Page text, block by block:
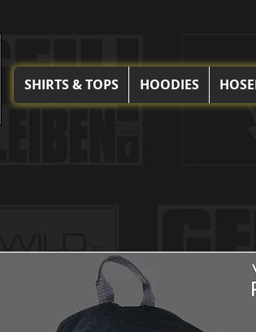
SHIRTS & TOPS HOODIES